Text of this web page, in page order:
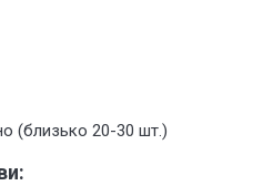
(близько 20-30 шт.)